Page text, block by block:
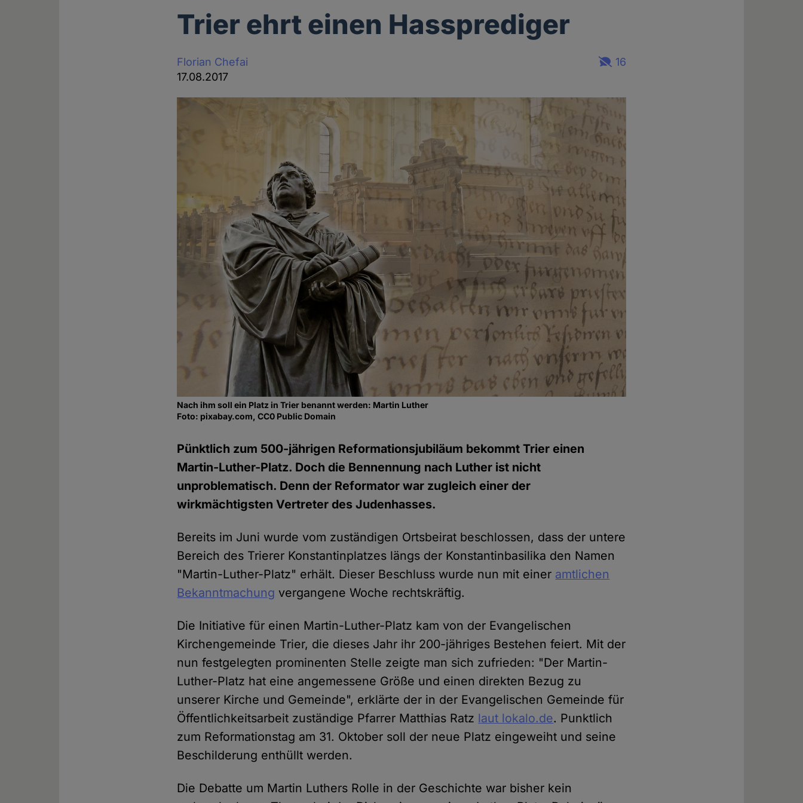
Trier ehrt einen Hassprediger
Florian Chefai
17.08.2017
16
Nach ihm soll ein Platz in Trier benannt werden: Martin Luther
Foto: pixabay.com, CC0 Public Domain
Pünktlich zum 500-jährigen Reformationsjubiläum bekommt Trier einen
Martin-Luther-Platz. Doch die Bennennung nach Luther ist nicht
unproblematisch. Denn der Reformator war zugleich einer der
wirkmächtigsten Vertreter des Judenhasses.
Bereits im Juni wurde vom zuständigen Ortsbeirat beschlossen, dass der untere
Bereich des Trierer Konstantinplatzes längs der Konstantinbasilika den Namen
"Martin-Luther-Platz" erhält. Dieser Beschluss wurde nun mit einer amtlichen
Bekanntmachung vergangene Woche rechtskräftig.
Die Initiative für einen Martin-Luther-Platz kam von der Evangelischen
Kirchengemeinde Trier, die dieses Jahr ihr 200-jähriges Bestehen feiert. Mit der
nun festgelegten prominenten Stelle zeigte man sich zufrieden: "Der Martin-
Luther-Platz hat eine angemessene Größe und einen direkten Bezug zu
unserer Kirche und Gemeinde", erklärte der in der Evangelischen Gemeinde für
Öffentlichkeitsarbeit zuständige Pfarrer Matthias Ratz laut lokalo.de. Punktlich
zum Reformationstag am 31. Oktober soll der neue Platz eingeweiht und seine
Beschilderung enthüllt werden.
Die Debatte um Martin Luthers Rolle in der Geschichte war bisher kein